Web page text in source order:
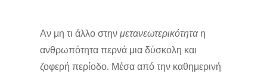
Αν μη τι άλλο στηνμετανεωτερικότηταη
ανθρωπότητα περνά μια δύσκολη και
ζοφερή περίοδο. Μέσα από την καθημερινή